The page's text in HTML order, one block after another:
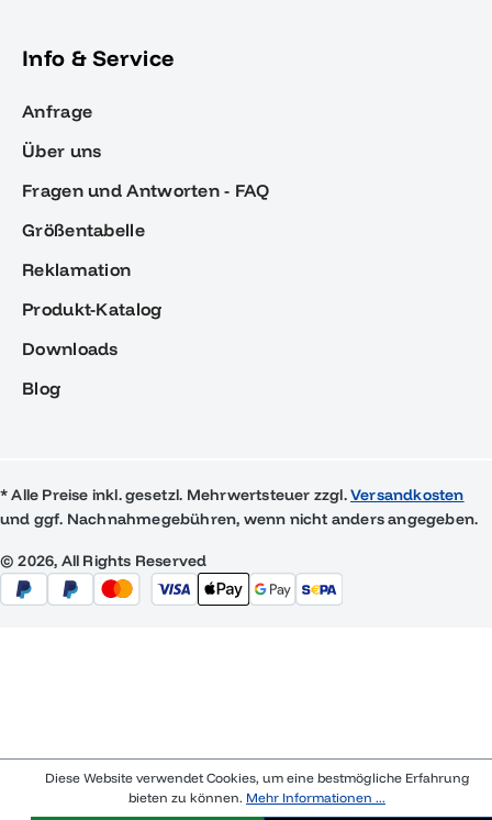
Info & Service
Anfrage
Über uns
Fragen und Antworten - FAQ
Größentabelle
Reklamation
Produkt-Katalog
Downloads
Blog
* Alle Preise inkl. gesetzl. Mehrwertsteuer zzgl.Versandkosten
und ggf. Nachnahmegebühren, wenn nicht anders angegeben.
© 2026, All Rights Reserved
Diese Website verwendet Cookies, um eine bestmögliche Erfahrung
bieten zu können. Mehr Informationen ...